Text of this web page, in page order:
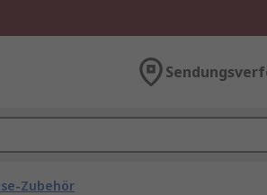
Zubehör